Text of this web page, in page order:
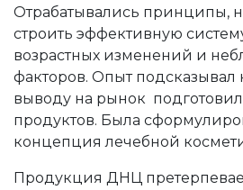
Отрабатывались принципы,
строить эффективную
возрастных изменений и
факторов. Опыт
выводу на рынок
продуктов. Была
концепция лечебной
Продукция ДНЦ